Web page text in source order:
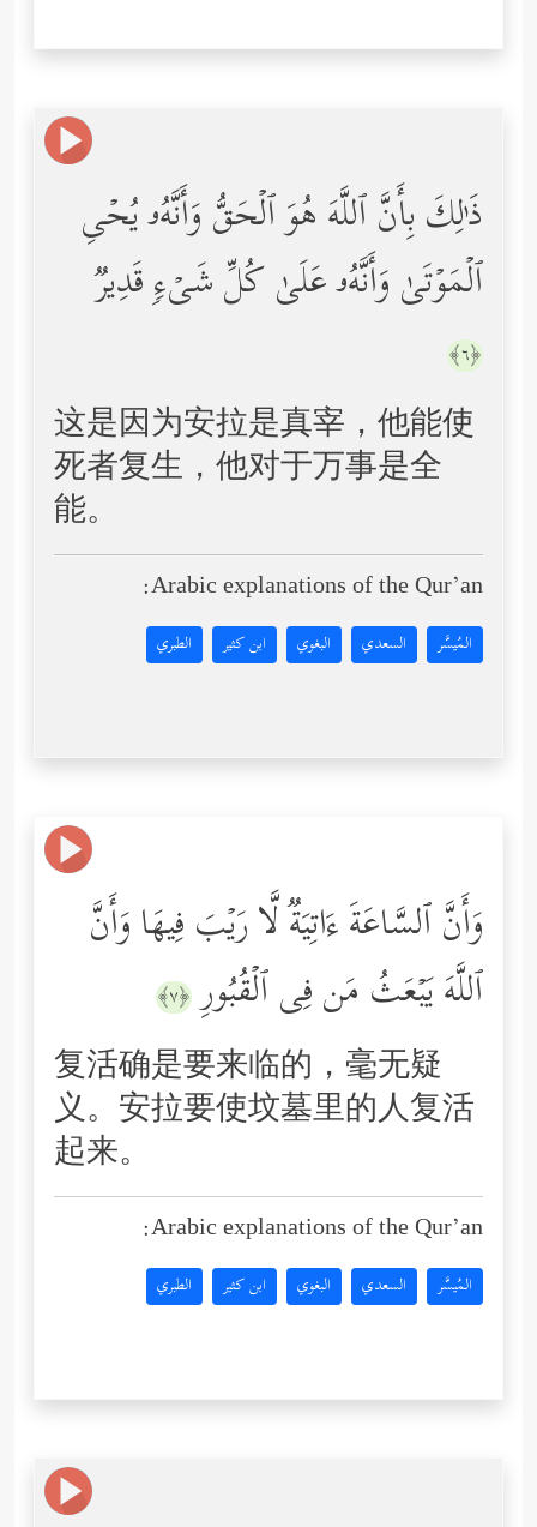
ذَ ٰ⁠لِكَ بِأَنَّ ٱللَّهَ هُوَ ٱلۡحَقُّ وَأَنَّهُۥ یُحۡیِ
ٱلۡمَوۡتَىٰ وَأَنَّهُۥ عَلَىٰ كُلِّ شَیۡءࣲ قَدِیرࣱ
﴿٦﴾
这是因为安拉是真宰，他能使
死者复生，他对于万事是全
能。
Arabic explanations of the Qur’an:
المُيسَّر السعدي البغوي ابن كثير الطبري
وَأَنَّ ٱلسَّاعَةَ ءَاتِیَةࣱ لَّا رَیۡبَ فِیهَا وَأَنَّ
ٱللَّهَ یَبۡعَثُ مَن فِی ٱلۡقُبُورِ ﴿٧﴾
复活确是要来临的，毫无疑
义。安拉要使坟墓里的人复活
起来。
Arabic explanations of the Qur’an:
المُيسَّر السعدي البغوي ابن كثير الطبري